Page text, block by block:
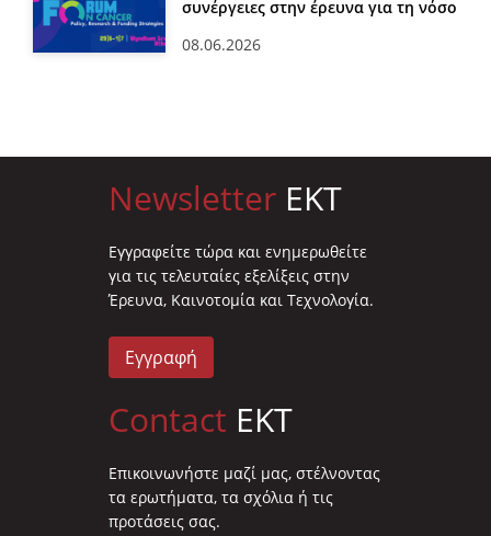
συνέργειες στην έρευνα για τη νόσο
08.06.2026
Newsletter EKT
Eγγραφείτε τώρα και ενημερωθείτε
για τις τελευταίες εξελίξεις στην
Έρευνα, Καινοτομία και Τεχνολογία.
Εγγραφή
Contact EKT
Επικοινωνήστε μαζί μας, στέλνοντας
τα ερωτήματα, τα σχόλια ή τις
προτάσεις σας.